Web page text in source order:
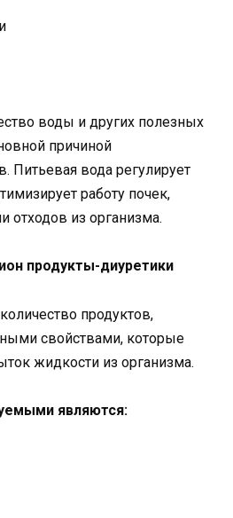
воды и других полезных
причиной
Питьевая вода регулирует
работу почек,
отходов из организма.
продукты-диуретики
продуктов,
свойствами, которые
жидкости из организма.
являются: